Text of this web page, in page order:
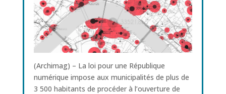
(Archimag) – La loi pour une République
numérique impose aux municipalités de plus de
3 500 habitants de procéder à l’ouverture de